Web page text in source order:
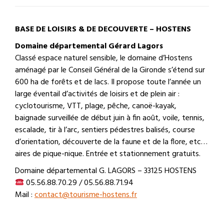
BASE DE LOISIRS & DE DECOUVERTE – HOSTENS
Domaine départemental Gérard Lagors
Classé espace naturel sensible, le domaine d’Hostens
aménagé par le Conseil Général de la Gironde s’étend sur
600 ha de forêts et de lacs. Il propose toute l’année un
large éventail d’activités de loisirs et de plein air :
cyclotourisme, VTT, plage, pêche, canoë-kayak,
baignade surveillée de début juin à fin août, voile, tennis,
escalade, tir à l’arc, sentiers pédestres balisés, course
d’orientation, découverte de la faune et de la flore, etc…
aires de pique-nique. Entrée et stationnement gratuits.
Domaine départemental G. LAGORS – 33125 HOSTENS
05.56.88.70.29 / 05.56.88.71.94
Mail :contact@tourisme-hostens.fr